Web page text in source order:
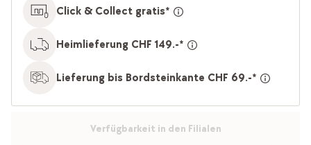
Click & Collect gratis*
Heimlieferung CHF 149.-*
Lieferung bis Bordsteinkante CHF 69.-*
Verfügbarkeit in den Filialen